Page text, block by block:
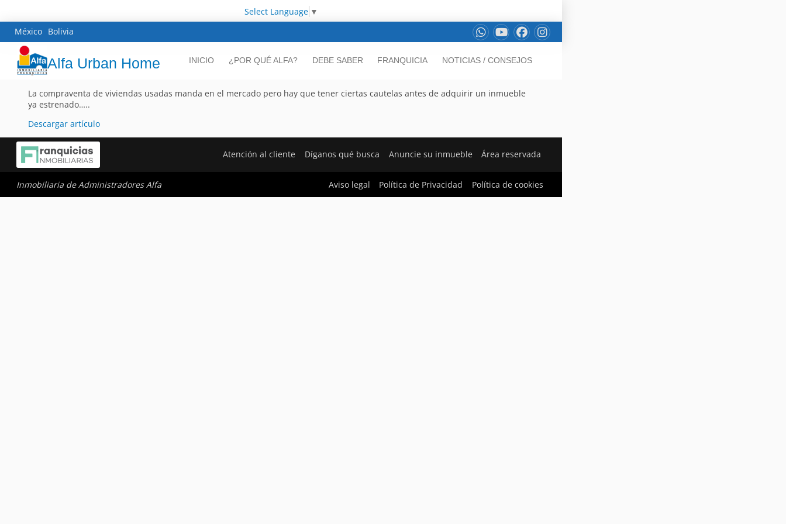
Select Language ▼
México Bolivia
Alfa Urban Home INICIO ¿POR QUÉ ALFA? DEBE SABER FRANQUICIA NOTICIAS / CONSEJOS
La compraventa de viviendas usadas manda en el mercado pero hay que tener ciertas cautelas antes de adquirir un inmueble
ya estrenado…..
Descargar artículo
Atención al cliente Díganos qué busca Anuncie su inmueble Área reservada
Inmobiliaria de Administradores Alfa Aviso legal Política de Privacidad Política de cookies